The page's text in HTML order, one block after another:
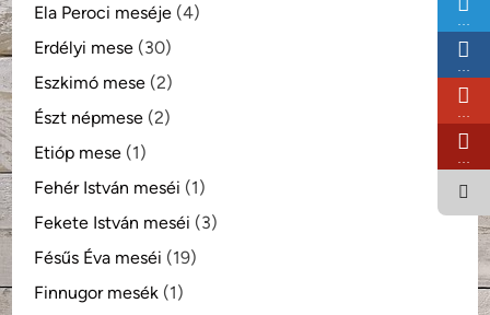
Ela Peroci meséje (4)
Erdélyi mese (30)
Eszkimó mese (2)
Észt népmese (2)
Etióp mese (1)
Fehér István meséi (1)
Fekete István meséi (3)
Fésűs Éva meséi (19)
Finnugor mesék (1)